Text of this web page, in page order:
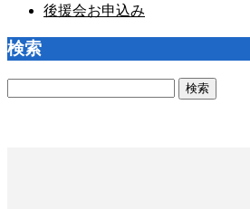
後援会お申込み
検索